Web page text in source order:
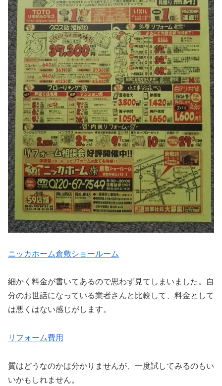
ニッカホーム倉敷ショールーム
細かく料金が書いてあるので思わず見てしまいました。自
分のお世話になっている業者さんと比較して、料金として
は悪くはない感じがします。
リフォーム費用
質はどうなのかは分かりませんが、一度試してみるのもい
いかもしれません。